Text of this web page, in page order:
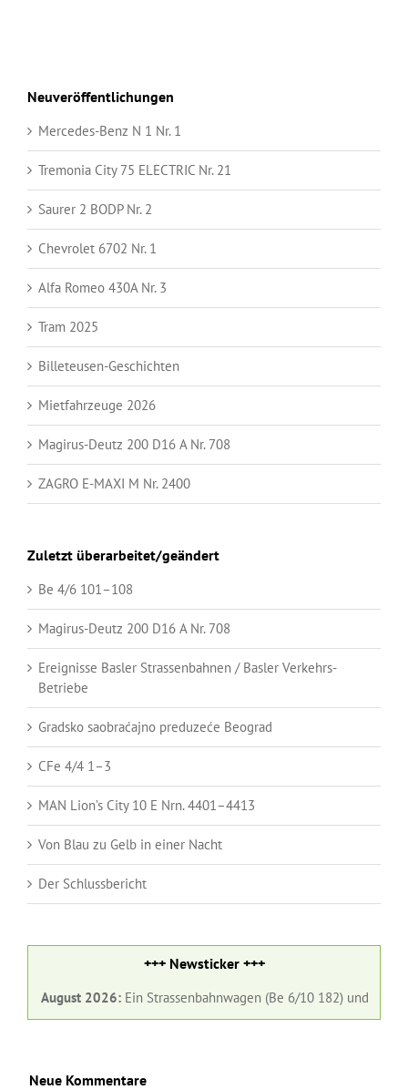
Neuveröffentlichungen
Mercedes-Benz N 1 Nr. 1
Tremonia City 75 ELECTRIC Nr. 21
Saurer 2 BODP Nr. 2
Chevrolet 6702 Nr. 1
Alfa Romeo 430A Nr. 3
Tram 2025
Billeteusen-Geschichten
Mietfahrzeuge 2026
Magirus-Deutz 200 D16 A Nr. 708
ZAGRO E-MAXI M Nr. 2400
Zuletzt überarbeitet/geändert
Be 4/6 101–108
Magirus-Deutz 200 D16 A Nr. 708
Ereignisse Basler Strassenbahnen / Basler Verkehrs-
Betriebe
Gradsko saobraćajno preduzeće Beograd
CFe 4/4 1–3
MAN Lion’s City 10 E Nrn. 4401–4413
Von Blau zu Gelb in einer Nacht
Der Schlussbericht
+++ Newsticker +++
1. August 2026:Ein Strassenbahnwagen (Be 6/10 182) und ein
Neue Kommentare